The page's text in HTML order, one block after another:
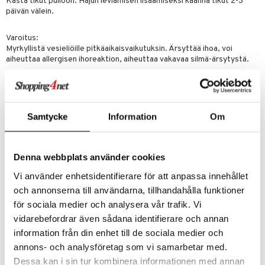
Samtycke Information Om
Denna webbplats använder cookies
Vi använder enhetsidentifierare för att anpassa innehållet
och annonserna till användarna, tillhandahålla funktioner
för sociala medier och analysera vår trafik. Vi
vidarebefordrar även sådana identifierare och annan
information från din enhet till de sociala medier och
annons- och analysföretag som vi samarbetar med.
Dessa kan i sin tur kombinera informationen med annan
päivän välein.
Varoitus:
Myrkyllistä vesieliöille pitkäaikaisvaikutuksin. Ärsyttää ihoa, voi
aiheuttaa allergisen ihoreaktion, aiheuttaa vakavaa silmä-ärsytystä.
Ihokosketuksessa: pese runsaalla vedellä.
Silmien joutuessa kosketuksiin: huuhtele varovasti vedellä usean
minuutin ajan. Poista mahdolliset piilolinssit, jos se on helppoa. Jatka
Vältä höyryjen hengittämistä.
Sisältö/astia hävitetään jätehuollossa paikallisten määräysten
mukaisesti.
Säilytettävä lasten ulottumattomissa.
Älä yritä sytyttää puutikkuja.
Estä nesteen joutuminen kosketuksiin huonekalujen kanssa.
Ainesosat